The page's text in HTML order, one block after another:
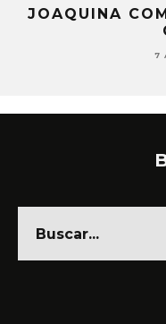
JOAQUINA
7